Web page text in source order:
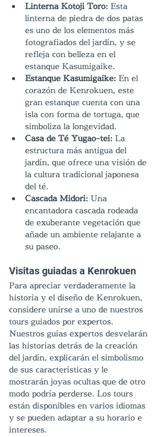
Linterna Kotoji Toro: Esta
linterna de piedra de dos patas
es uno de los elementos más
fotografiados del jardín, y se
refleja con belleza en el
estanque Kasumigaike.
Estanque Kasumigaike: En el
corazón de Kenrokuen, este
gran estanque cuenta con una
isla con forma de tortuga, que
simboliza la longevidad.
Casa de Té Yugao-tei: La
estructura más antigua del
jardín, que ofrece una visión de
la cultura tradicional japonesa
del té.
Cascada Midori: Una
encantadora cascada rodeada
de exuberante vegetación que
añade un ambiente relajante a
su paseo.
Visitas guiadas a Kenrokuen
Para apreciar verdaderamente la
historia y el diseño de Kenrokuen,
considere unirse a uno de nuestros
tours guiados por expertos.
Nuestros guías expertos desvelarán
las historias detrás de la creación
del jardín, explicarán el simbolismo
de sus características y le
mostrarán joyas ocultas que de otro
modo podría perderse. Los tours
están disponibles en varios idiomas
y se pueden adaptar a su horario e
intereses.